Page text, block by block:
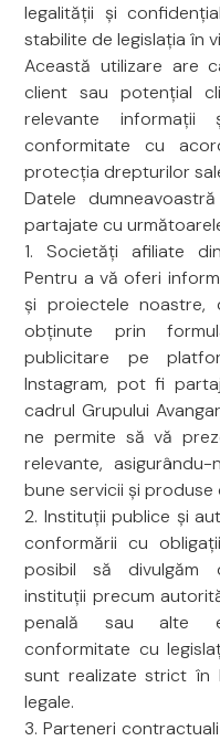
legalității și
stabilite de legislația în
Această utilizare are
client sau potențial
relevante informații
conformitate cu
protecția drepturilor
Datele
partajate cu
1. Societăți afiliate
Pentru a vă oferi
și proiectele noastre,
obținute prin
publicitare pe
Instagram, pot fi
cadrul Grupului
ne permite să vă
relevante,
bune servicii și produse
2. Instituții publice și
conformării cu
posibil să divulgăm
instituții precum
penală sau alte
conformitate cu
sunt realizate strict în
legale.
3. Parteneri